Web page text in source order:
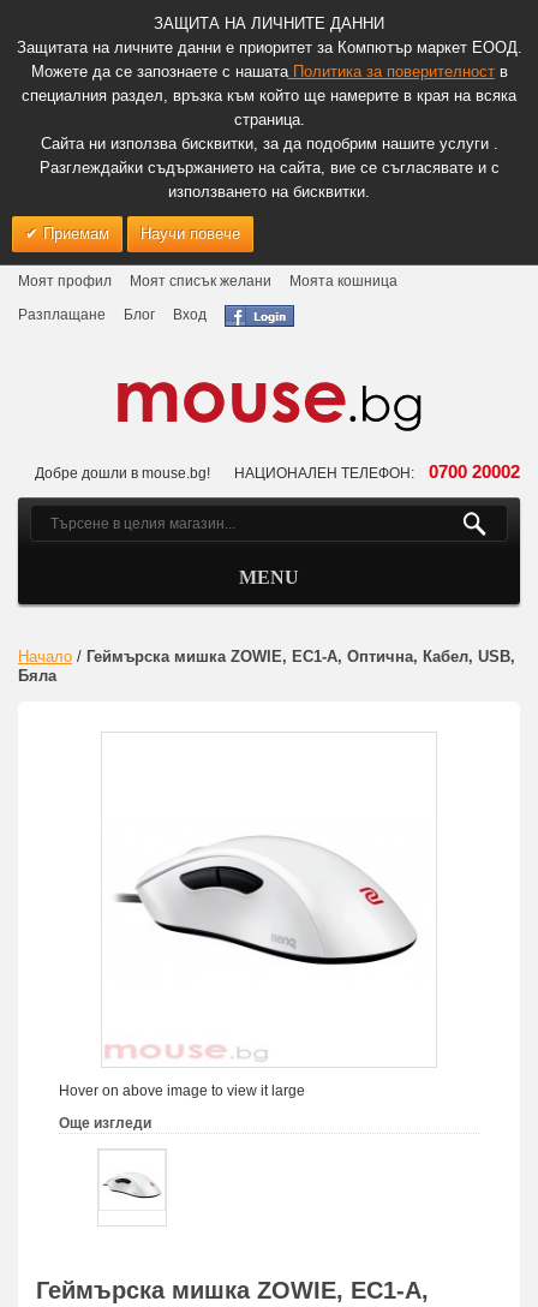
ЗАЩИТА НА ЛИЧНИТЕ ДАННИ
Защитата на личните данни е приоритет за Компютър маркет ЕООД.
Можете да се запознаете с нашатаПолитика за поверителноств
специалния раздел, връзка към който ще намерите в края на всяка
страница.
Сайта ни използва бисквитки, за да подобрим нашите услуги .
Разглеждайки съдържанието на сайта, вие се съгласявате и с
използването на бисквитки.
Приемам Научи повече
Моят профил Моят списък желани
Моята кошница
Разплащане
Блог Вход
Добре дошли в mouse.bg! НАЦИОНАЛЕН ТЕЛЕФОН: 0700 20002
MENU
Начало / Геймърска мишка ZOWIE, EC1-A, Оптична, Кабел, USB,
Бяла
Hover on above image to view it large
Още изгледи
Геймърска мишка ZOWIE, EC1-A,